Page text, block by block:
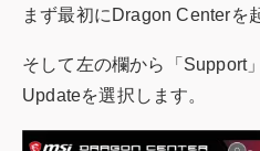
まず最初にDragon Centerを
そして左の欄から「Support
Updateを選択します。